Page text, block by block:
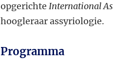
opgerichteInternational
hoogleraar assyriologie.
Programma